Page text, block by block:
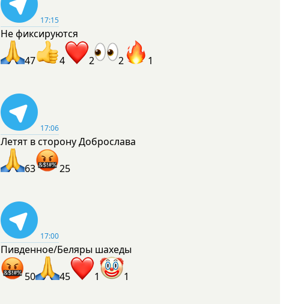
17:15
Не фиксируются
47 4 2 2 1
17:06
Летят в сторону Доброслава
63 25
17:00
Пивденное/Беляры шахеды
50 45 1 1